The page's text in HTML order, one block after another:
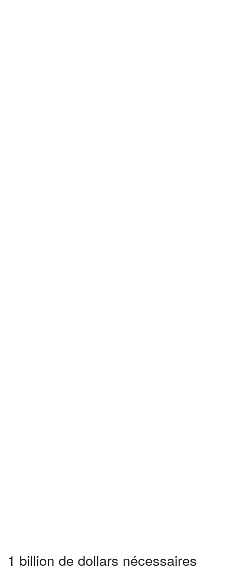
1 billion de dollars nécessaires